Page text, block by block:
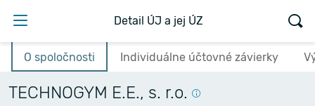
Detail ÚJ a jej ÚZ
O spoločnosti Individuálne účtovné závierky
TECHNOGYM E.E., s. r.o.